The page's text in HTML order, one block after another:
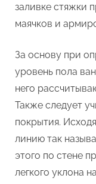
заливке стяжки
маячков и
За основу при
уровень пола
него
Также следует
покрытия.
линию так
этого по стене
легкого уклона